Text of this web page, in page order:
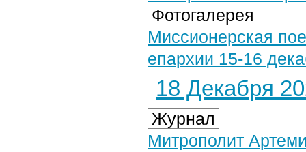
Фотогалерея
Миссионерская
епархии 15-16
18 Декабря
Журнал
Митрополит